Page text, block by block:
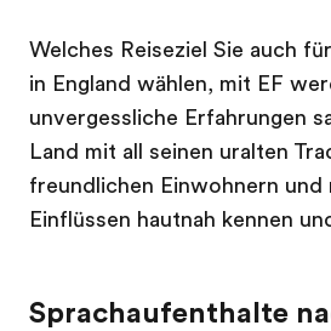
Welches Reiseziel Sie auch
in England wählen, mit EF
unvergessliche Erfahrungen
Land mit all seinen uralten
freundlichen Einwohnern und
Einflüssen hautnah kennen
Sprachaufenthalte